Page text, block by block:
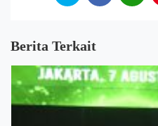
Berita Terkait